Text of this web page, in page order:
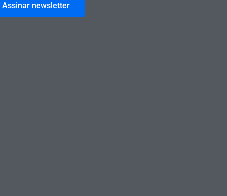
Assinar newsletter